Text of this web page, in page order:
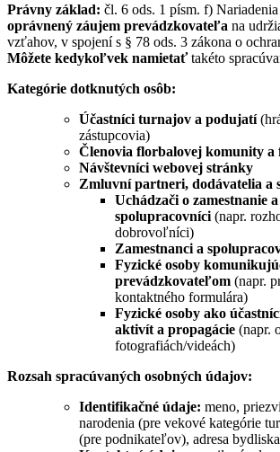
Právny základ: čl. 6 ods. 1 písm. f)
oprávnený záujem prevádzkovateľa na
vzťahov, v spojení s § 78 ods. 3 zákona o
Môžete kedykoľvek namietaťtakéto
Kategórie dotknutých osôb:
Účastníci turnajov a podujatí
zástupcovia)
Členovia florbalovej komunity a
Návštevníci webovej stránky
Zmluvní partneri, dodávatelia a
Uchádzači o zamestnanie
spolupracovníci (napr.
dobrovoľníci)
Zamestnanci a
Fyzické osoby
prevádzkovateľom (napr.
kontaktného formulára)
Fyzické osoby ako
aktivít a propagácie (napr.
fotografiách/videách)
Rozsah spracúvaných osobných údajov:
Identifikačné údaje: meno,
narodenia (pre vekové kategórie
(pre podnikateľov), adresa